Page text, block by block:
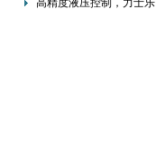
高精度液压控制，力士乐